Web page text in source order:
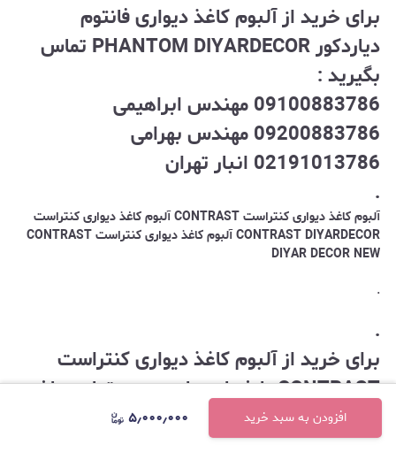
افزودن به سبد خرید ۵٫۰۰۰٫۰۰۰
برای خرید از آلبوم کاغذ دیواری فانتوم
دیاردکور PHANTOM DIYARDECOR تماس
بگیرید :
09100883786 مهندس ابراهیمی
09200883786 مهندس بهرامی
02191013786 انبار تهران
.
آلبوم کاغذ دیواری کنتراست CONTRAST آلبوم کاغذ دیواری کنتراست
CONTRAST DIYARDECOR آلبوم کاغذ دیواری کنتراست CONTRAST
DIYAR DECOR NEW
.
.
برای خرید از آلبوم کاغذ دیواری کنتراست
CONTRAST با شماره های زیر در تماس باشید
تلفنهای تماس با کارشناسان فروش :